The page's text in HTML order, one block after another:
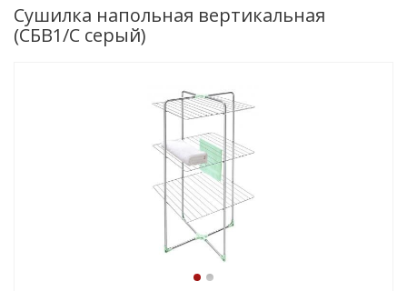
Сушилка напольная вертикальная
(СБВ1/С серый)